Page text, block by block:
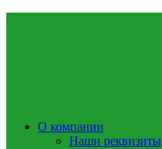
О компании
Наши реквизиты